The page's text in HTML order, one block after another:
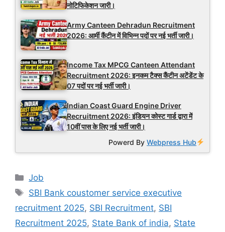
नोटिफिकेशन जारी।
Army Canteen Dehradun Recruitment
2026: आर्मी कैंटीन में विभिन्न पदों पर नई भर्ती जारी।
Income Tax MPCG Canteen Attendant
Recruitment 2026: इनकम टैक्स कैंटीन अटेंडेंट के
07 पदों पर नई भर्ती जारी।
Indian Coast Guard Engine Driver
Recruitment 2026: इंडियन कोस्ट गार्ड द्वारा में
10वीं पास के लिए नई भर्ती जारी।
Powerd ByWebpress Hub
Categories
Job
Tags
SBI Bank coustomer service executive
recruitment 2025, SBI Recruitment, SBI
Recruitment 2025, State Bank of india, State